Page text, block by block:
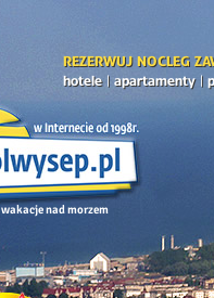
REZERWUJ NOCLEG
hotele| apartamenty|
wakacje nad morzem